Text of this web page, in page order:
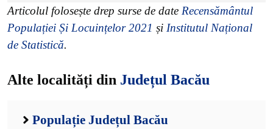
Articolul folosește drep surse de date Recensământul
Populației Și Locuințelor 2021 și Institutul Național
de Statistică.
Alte localități din Județul Bacău
Populație Județul Bacău